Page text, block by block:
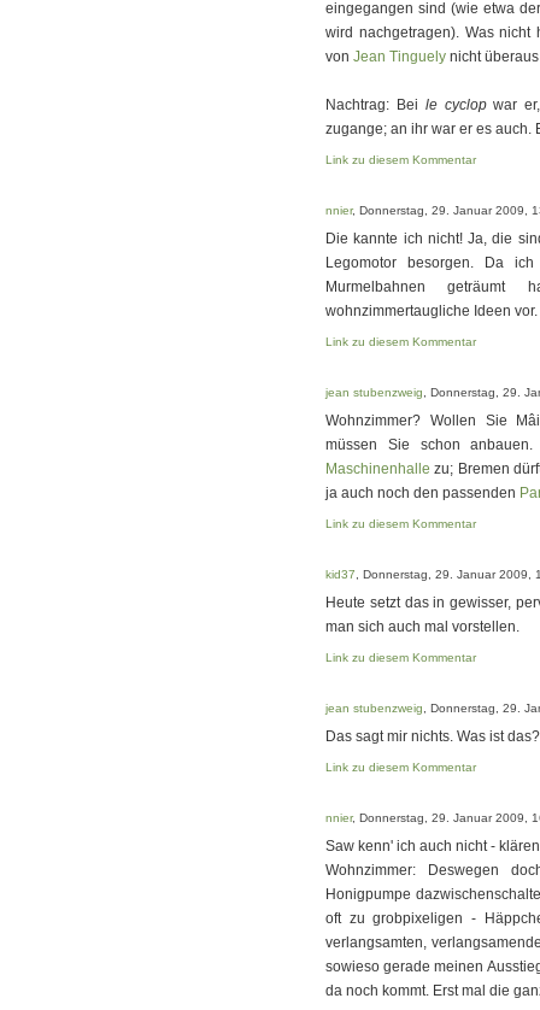
eingegangen sind (wie etwa
wird nachgetragen). Was
von Jean Tinguely nicht
Nachtrag: Bei le cyclopwar
zugange; an ihr war er es auch.
Link zu diesem Kommentar
nnier, Donnerstag, 29. Januar 2009,
Die kannte ich nicht! Ja, die
Legomotor besorgen. Da
Murmelbahnen
wohnzimmertaugliche Ideen vor.
Link zu diesem Kommentar
jean stubenzweig , Donnerstag, 29.
Wohnzimmer? Wollen Sie
müssen Sie schon
Maschinenhalle zu; Bremen
ja auch noch den passenden
Link zu diesem Kommentar
kid37 , Donnerstag, 29. Januar 2009,
Heute setzt das in gewisser,
man sich auch mal vorstellen.
Link zu diesem Kommentar
jean stubenzweig , Donnerstag, 29.
Das sagt mir nichts. Was ist
Link zu diesem Kommentar
nnier, Donnerstag, 29. Januar 2009,
Saw kenn' ich auch nicht -
Wohnzimmer: Deswegen
Honigpumpe
oft zu grobpixeligen -
verlangsamten,
sowieso gerade meinen
da noch kommt. Erst mal die